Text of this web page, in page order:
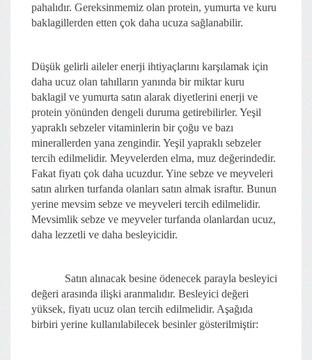
pahalıdır. Gereksinmemiz olan protein, yumurta ve kuru
baklagillerden etten çok daha ucuza sağlanabilir.
Düşük gelirli aileler enerji ihtiyaçlarını karşılamak için
daha ucuz olan tahılların yanında bir miktar kuru
baklagil ve yumurta satın alarak diyetlerini enerji ve
protein yönünden dengeli duruma getirebilirler. Yeşil
yapraklı sebzeler vitaminlerin bir çoğu ve bazı
minerallerden yana zengindir. Yeşil yapraklı sebzeler
tercih edilmelidir. Meyvelerden elma, muz değerindedir.
Fakat fiyatı çok daha ucuzdur. Yine sebze ve meyveleri
satın alırken turfanda olanları satın almak israftır. Bunun
yerine mevsim sebze ve meyveleri tercih edilmelidir.
Mevsimlik sebze ve meyveler turfanda olanlardan ucuz,
daha lezzetli ve daha besleyicidir.
Satın alınacak besine ödenecek parayla besleyici
değeri arasında ilişki aranmalıdır. Besleyici değeri
yüksek, fiyatı ucuz olan tercih edilmelidir. Aşağıda
birbiri yerine kullanılabilecek besinler gösterilmiştir: